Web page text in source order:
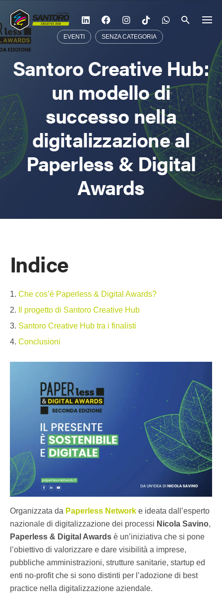
contenuto
EVENTI SENZA CATEGORIA
Santoro Creative Hub:
un modello di
successo nella
digitalizzazione al
Paperless & Digital
Awards
Indice
Che cos’è Paperless & Digital Awards?
Il progetto di Santoro Creative Hub
Santoro Creative Hub tra i finalisti
Conclusioni
Organizzata da Paperless Network e ideata dall’esperto
nazionale di digitalizzazione dei processi Nicola Savino,
Paperless & Digital Awards è un’iniziativa che si pone
l’obiettivo di valorizzare e dare visibilità a imprese,
pubbliche amministrazioni, strutture sanitarie, startup ed
enti no-profit che si sono distinti per l’adozione di best
practice nella digitalizzazione aziendale.